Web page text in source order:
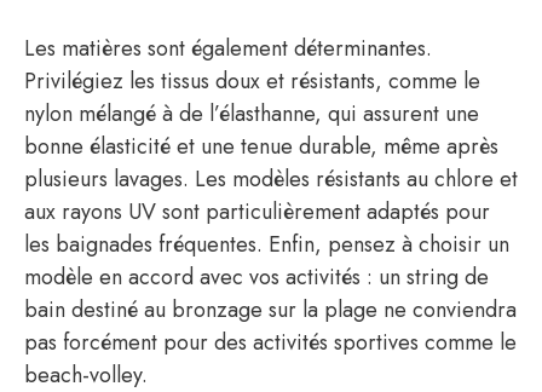
Les matières sont également déterminantes.
Privilégiez les tissus doux et résistants, comme le
nylon mélangé à de l’élasthanne, qui assurent une
bonne élasticité et une tenue durable, même après
plusieurs lavages. Les modèles résistants au chlore et
aux rayons UV sont particulièrement adaptés pour
les baignades fréquentes. Enfin, pensez à choisir un
modèle en accord avec vos activités : un string de
bain destiné au bronzage sur la plage ne conviendra
pas forcément pour des activités sportives comme le
beach-volley.